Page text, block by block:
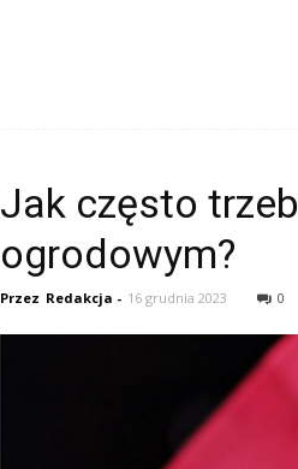
Jak często
ogrodowym?
Przez Redakcja - 16 grudnia 2023 0